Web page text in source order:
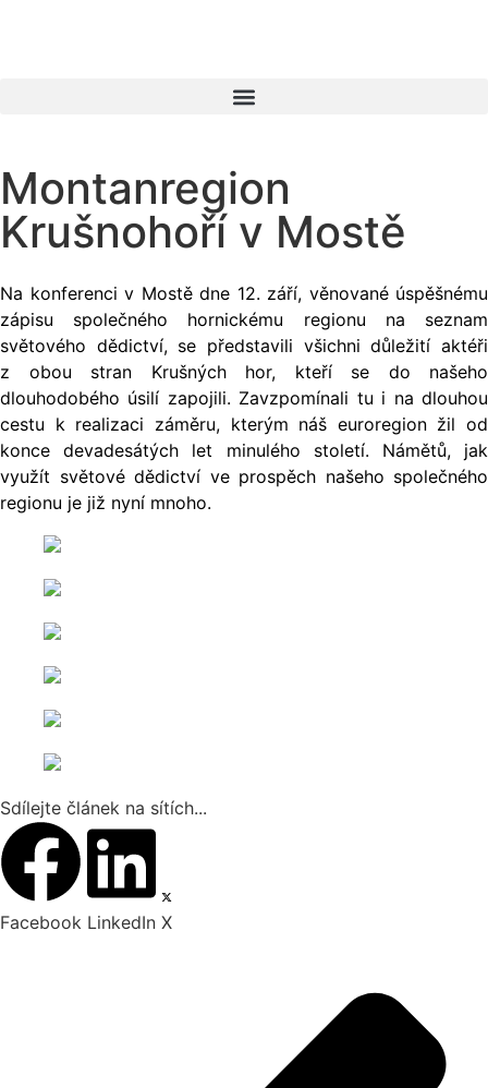
Montanregion
Krušnohoří v Mostě
Na konferenci v Mostě dne 12. září, věnované úspěšnému
zápisu společného hornickému regionu na seznam
světového dědictví, se představili všichni důležití aktéři
z obou stran Krušných hor, kteří se do našeho
dlouhodobého úsilí zapojili. Zavzpomínali tu i na dlouhou
cestu k realizaci záměru, kterým náš euroregion žil od
konce devadesátých let minulého století. Námětů, jak
využít světové dědictví ve prospěch našeho společného
regionu je již nyní mnoho.
Sdílejte článek na sítích...
Facebook LinkedIn X